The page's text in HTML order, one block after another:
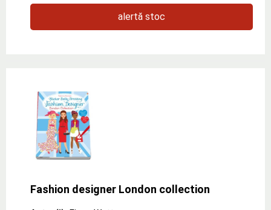
alertă stoc
Fashion designer London collection